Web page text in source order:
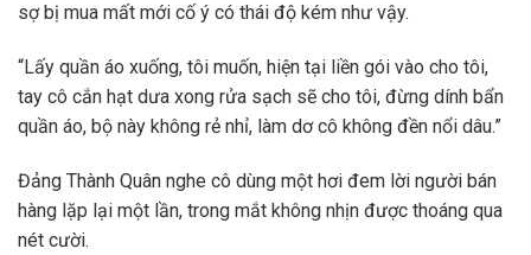
sợ bị mua mất mới cố ý có thái độ kém như vậy.
“Lấy quần áo xuống, tôi muốn, hiện tại liền gói vào cho tôi,
tay cô cắn hạt dưa xong rửa sạch sẽ cho tôi, đừng dính bẩn
quần áo, bộ này không rẻ nhỉ, làm dơ cô không đền nổi dâu.”
Đảng Thành Quân nghe cô dùng một hơi đem lời người bán
hàng lặp lại một lần, trong mắt không nhịn được thoáng qua
nét cười.